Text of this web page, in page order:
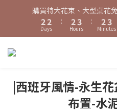
特大花束、大型桌花
3
2
1
3
2
1
Days
:
3
2
1
4
3
2
Hours
:
3
2
1
4
3
2
Minutes
00
0 1
0
01
0
特大花束、大型桌花
3
2
1
3
2
1
Days
:
3
2
1
4
3
2
Hours
:
3
2
1
4
3
2
Minutes
|西班牙風情-永生
布置-水